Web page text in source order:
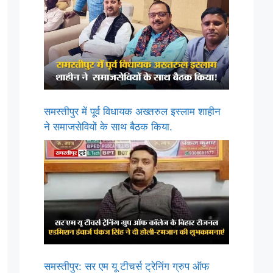
समस्तीपुर में पूर्व विधायक अख्तरुल इस्लाम शाहीन
ने समाजसेवियों के साथ बैठक किया.
समस्तीपुर: सर एम यू टीचर्स ट्रेनिंग ग्रुप ऑफ